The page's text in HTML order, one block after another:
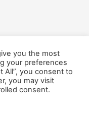
you the most
your preferences
All”, you consent to
you may visit
consent.